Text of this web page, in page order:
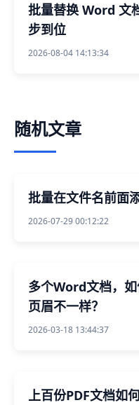
批量替换 Word 文
步到位
2026-08-04 14:13:34
随机文章
批量在文件名前面
2026-07-29 00:12:22
多个Word文档，
页眉不一样？
2026-03-18 13:44:37
上百份PDF文档如